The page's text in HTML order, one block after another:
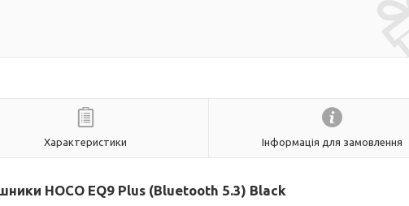
Характеристики Інформація для замовлення
HOCO EQ9 Plus (Bluetooth 5.3) Black